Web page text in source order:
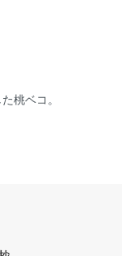
桃ベコ。